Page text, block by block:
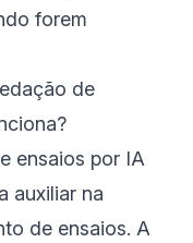
forem
de
ensaios por IA
auxiliar na
de ensaios. A